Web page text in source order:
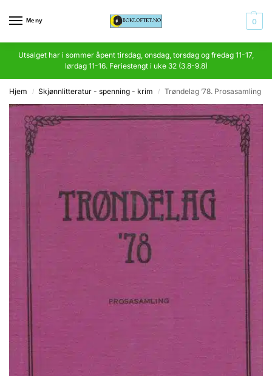
Meny 0
Utsalget har i sommer åpent tirsdag, onsdag, torsdag og fredag 11-17,
lørdag 11-16. Feriestengt i uke 32 (3.8-9.8)
Hjem / Skjønnlitteratur - spenning - krim / Trøndelag ’78. Prosasamling